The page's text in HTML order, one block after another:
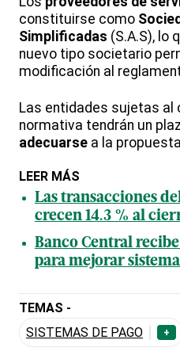
constituirse como
Simplificadas (S.A.S), lo
nuevo tipo societario
modificación al
Las entidades sujetas
normativa tendrán un
adecuarse a la
LEER MÁS
Las transacciones
crecen 14.3 % al
Banco Central
para mejorar
TEMAS -
SISTEMAS DE PAGO
+